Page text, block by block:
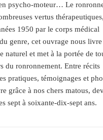
psycho-moteur… Le
vertus thérapeutiques,
1950 par le corps médical
genre, cet ouvrage nous livre
naturel et met à la portée de
du ronronnement. Entre récits
pratiques, témoignages et
grâce à nos chers matous,
sept à soixante-dix-sept ans.